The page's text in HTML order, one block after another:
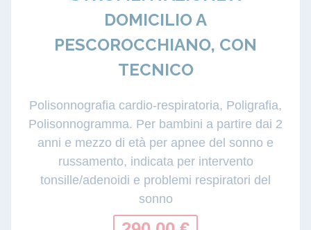
DOMICILIO A
PESCOROCCHIANO, CON
TECNICO
Polisonnografia cardio-respiratoria, Poligrafia,
Polisonnogramma. Per bambini a partire dai 2
anni e mezzo di età per apnee del sonno e
russamento, indicata per intervento
tonsille/adenoidi e problemi respiratori del
sonno